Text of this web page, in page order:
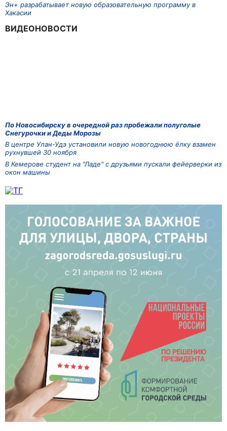
Эн+ разрабатывает новую образовательную программу в
Хакасии
ВИДЕОНОВОСТИ
По Новосибирску в очередной раз пробежали полуголые
Снегурочки и Деды Морозы
В центре Улан-Удэ установили новую новогоднюю ёлку взамен
рухнувшей 30 ноября
В Кемерове студент на "Ладе" с друзьями пускали фейерверки из
окон машины